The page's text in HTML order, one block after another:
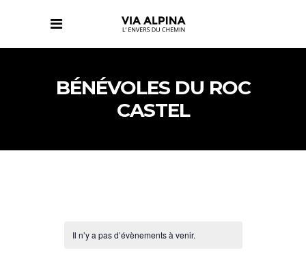
BÉNÉVOLES DU ROC
CASTEL
Il n’y a pas d’évènements à venir.